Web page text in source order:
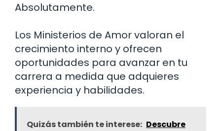
Absolutamente.
Los Ministerios de Amor valoran el
crecimiento interno y ofrecen
oportunidades para avanzar en tu
carrera a medida que adquieres
experiencia y habilidades.
Quizás también te interese: Descubre